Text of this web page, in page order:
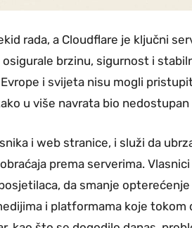
rada, a Cloudflare je ključni
brzinu, sigurnost i
i svijeta nisu mogli
u više navrata bio nedostupan
i web stranice, i služi da
prema serverima.
da smanje
i platformama koje tokom